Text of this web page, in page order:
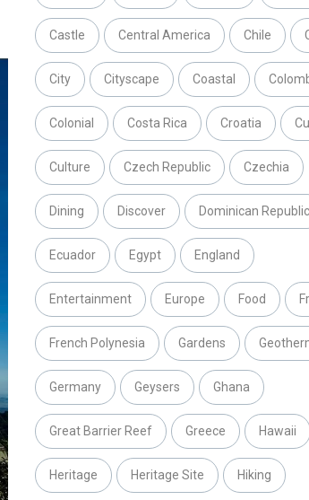
Castle Central America Chile
City Cityscape Coastal
Colonial Costa Rica Croatia
Culture Czech Republic Czechia
Dining Discover Dominican Republic
Ecuador Egypt England
Entertainment Europe Food
French Polynesia Gardens
Germany Geysers Ghana
Great Barrier Reef Greece Hawaii
Heritage Heritage Site Hiking